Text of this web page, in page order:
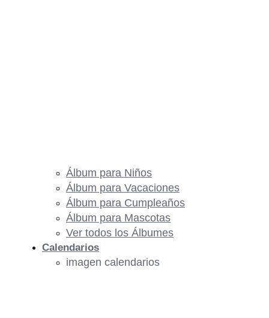
Álbum para Niños
Álbum para Vacaciones
Álbum para Cumpleaños
Álbum para Mascotas
Ver todos los Álbumes
Calendarios
imagen calendarios